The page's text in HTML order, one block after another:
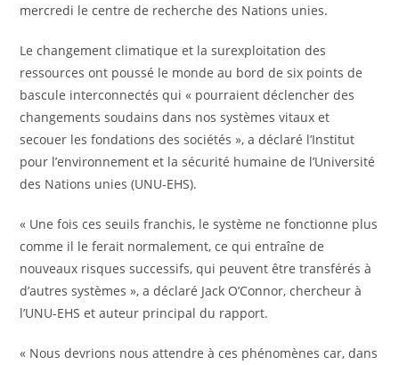
mercredi le centre de recherche des Nations unies.
Le changement climatique et la surexploitation des
ressources ont poussé le monde au bord de six points de
bascule interconnectés qui « pourraient déclencher des
changements soudains dans nos systèmes vitaux et
secouer les fondations des sociétés », a déclaré l’Institut
pour l’environnement et la sécurité humaine de l’Université
des Nations unies (UNU-EHS).
« Une fois ces seuils franchis, le système ne fonctionne plus
comme il le ferait normalement, ce qui entraîne de
nouveaux risques successifs, qui peuvent être transférés à
d’autres systèmes », a déclaré Jack O’Connor, chercheur à
l’UNU-EHS et auteur principal du rapport.
« Nous devrions nous attendre à ces phénomènes car, dans